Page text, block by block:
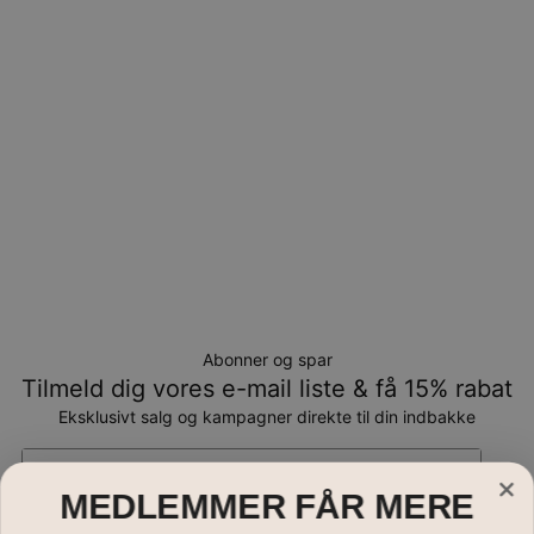
Abonner og spar
Tilmeld dig vores e-mail liste & få 15% rabat
Eksklusivt salg og kampagner direkte til din indbakke
MEDLEMMER FÅR MERE